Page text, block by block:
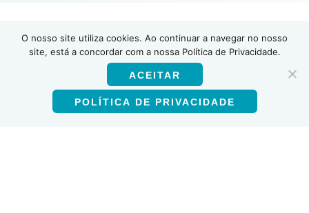
INSTI
O nosso site utiliza cookies. Ao continuar a navegar no nosso
site, está a concordar com a nossa Política de Privacidade.
ACEITAR
POLÍTICA DE PRIVACIDADE
Português